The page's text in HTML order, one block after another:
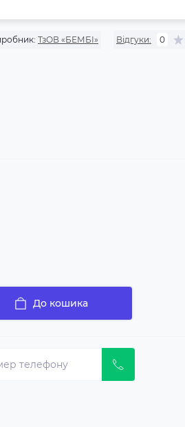
ТзОВ «БЕМБІ» Відгуки: 0
До кошика